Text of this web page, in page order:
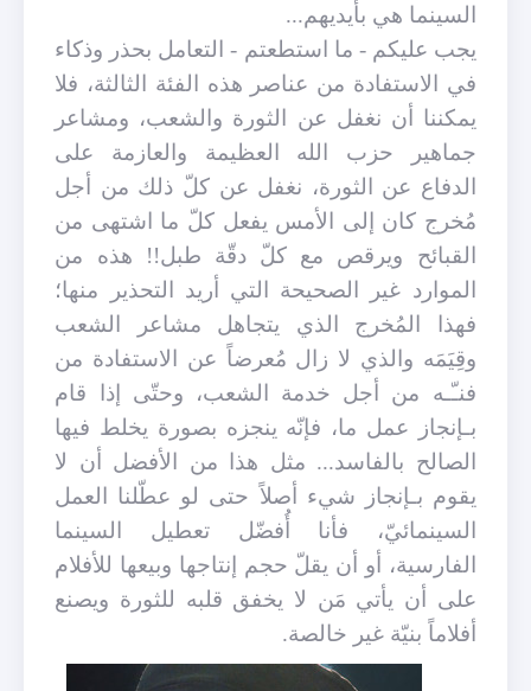
السينما هي بأيديهم...
يجب عليكم - ما استطعتم - التعامل بحذر وذكاء
في الاستفادة من عناصر هذه الفئة الثالثة، فلا
يمكننا أن نغفل عن الثورة والشعب، ومشاعر
جماهير حزب الله العظيمة والعازمة على
الدفاع عن الثورة، نغفل عن كلّ ذلك من أجل
مُخرج كان إلى الأمس يفعل كلّ ما اشتهى من
القبائح ويرقص مع كلّ دقّة طبل!! هذه من
الموارد غير الصحيحة التي أريد التحذير منها؛
فهذا المُخرج الذي يتجاهل مشاعر الشعب
وقِيَمَه والذي لا زال مُعرضاً عن الاستفادة من
فنـّـه من أجل خدمة الشعب، وحتّى إذا قام
بـإنجاز عمل ما، فإنّه ينجزه بصورة يخلط فيها
الصالح بالفاسد... مثل هذا من الأفضل أن لا
يقوم بـإنجاز شيء أصلاً حتى لو عطّلنا العمل
السينمائيّ، فأنا أُفضّل تعطيل السينما
الفارسية، أو أن يقلّ حجم إنتاجها وبيعها للأفلام
على أن يأتي مَن لا يخفق قلبه للثورة ويصنع
أفلاماً بنيّة غير خالصة.